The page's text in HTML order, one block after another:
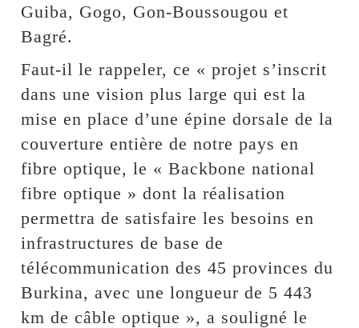
Guiba, Gogo, Gon-Boussougou et
Bagré.
Faut-il le rappeler, ce « projet s’inscrit
dans une vision plus large qui est la
mise en place d’une épine dorsale de la
couverture entière de notre pays en
fibre optique, le « Backbone national
fibre optique » dont la réalisation
permettra de satisfaire les besoins en
infrastructures de base de
télécommunication des 45 provinces du
Burkina, avec une longueur de 5 443
km de câble optique », a souligné le